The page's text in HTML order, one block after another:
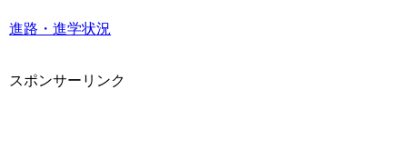
進路・進学状況
スポンサーリンク